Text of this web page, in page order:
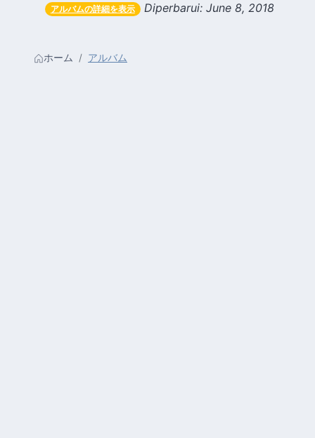
アルバムの詳細を表示 Diperbarui: June 8, 2018
ホーム アルバム